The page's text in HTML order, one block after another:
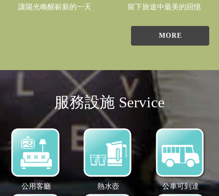
讓陽光喚醒嶄新的一天 留下旅途中最美的回憶
MORE
服務設施 Service
公用客廳 熱水壺 公車可到達